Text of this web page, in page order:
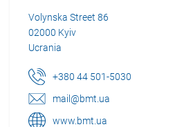
Volynska Street 86
02000 Kyiv
Ucrania
+380 44 501-5030
mail@bmt.ua
www.bmt.ua